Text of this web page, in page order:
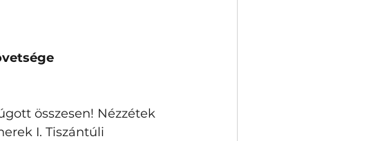
összesen! Nézzétek
I. Tiszántúli